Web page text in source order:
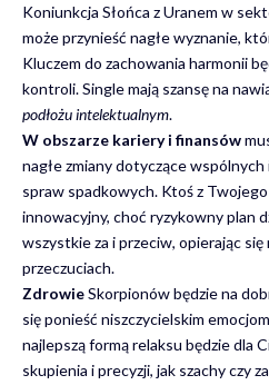
Koniunkcja Słońca z Uranem w
może przynieść nagłe wyznanie,
Kluczem do zachowania harmonii
kontroli. Single mają szansę na
podłożu intelektualnym.
W obszarze kariery i finansów
nagłe zmiany dotyczące
spraw spadkowych. Ktoś z
innowacyjny, choć ryzykowny plan
wszystkie za i przeciw, opierając
przeczuciach.
ZdrowieSkorpionów będzie na
się ponieść niszczycielskim
najlepszą formą relaksu będzie dla
skupienia i precyzji, jak szachy czy